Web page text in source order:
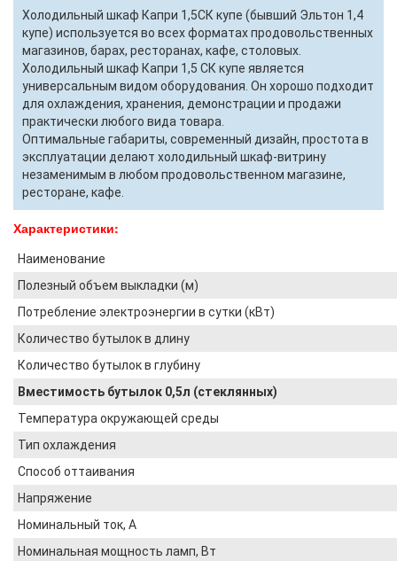
Холодильный шкаф Капри 1,5СК купе (бывший Эльтон 1,4
купе) используется во всех форматах продовольственных
магазинов, барах, ресторанах, кафе, столовых.
Холодильный шкаф Капри 1,5 СК купе является
универсальным видом оборудования. Он хорошо подходит
для охлаждения, хранения, демонстрации и продажи
практически любого вида товара.
Оптимальные габариты, современный дизайн, простота в
эксплуатации делают холодильный шкаф-витрину
незаменимым в любом продовольственном магазине,
ресторане, кафе.
Характеристики:
Наименование
Полезный объем выкладки (м)
Потребление электроэнергии в сутки (кВт)
Количество бутылок в длину
Количество бутылок в глубину
Вместимость бутылок 0,5л (стеклянных)
Температура окружающей среды
Тип охлаждения
Способ оттаивания
Напряжение
Номинальный ток, A
Номинальная мощность ламп, Вт